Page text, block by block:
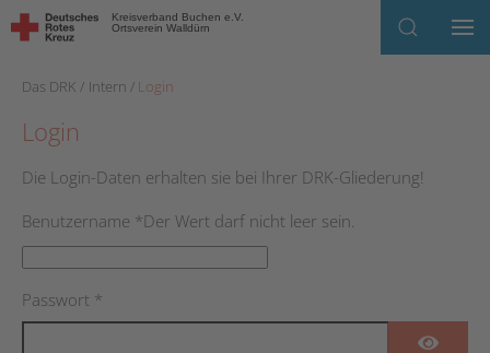
Kreisverband Buchen e.V.
Ortsverein Walldürn
Das DRK Intern Login
Login
Die Login-Daten erhalten sie bei Ihrer DRK-Gliederung!
Benutzername *Der Wert darf nicht leer sein.
Passwort *